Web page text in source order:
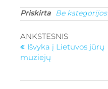
Priskirta Be kategorijos
ANKSTESNIS
Išvyka į Lietuvos jūrų
muziejų